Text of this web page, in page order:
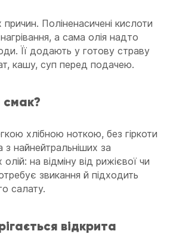
причин. Поліненасичені кислоти
а сама олія надто
Її додають у готову страву
кашу, суп перед подачею.
смак?
хлібною ноткою, без гіркоти
найнейтральніших за
на відміну від рижієвої чи
звикання й підходить
салату.
відкрита